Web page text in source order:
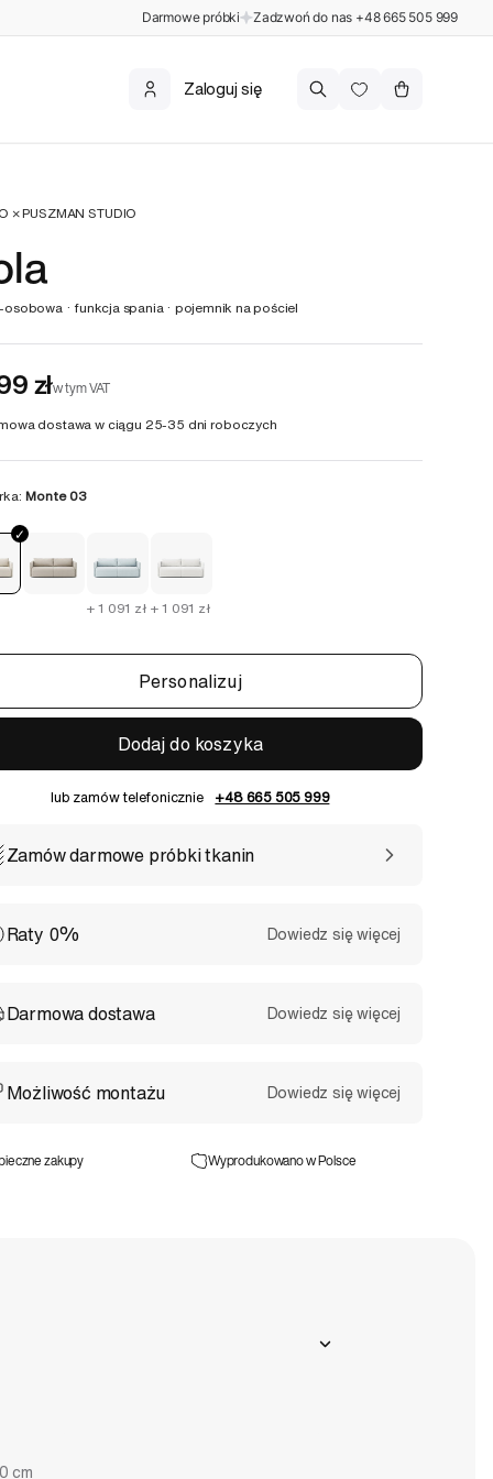
Darmowe próbki Zadzwoń do nas +48 665 505 999
Zaloguj się
Koszyk
× PUSZMAN STUDIO
· funkcja spania · pojemnik na pościel
złw tym VAT
dostawa w ciągu 25-35 dni roboczych
Monte 03
+ 1 091 zł + 1 091 zł
Personalizuj
Dodaj do koszyka
lub zamów telefonicznie +48 665 505 999
Zamów darmowe próbki tkanin
Raty 0% Dowiedz się więcej
Darmowa dostawa Dowiedz się więcej
Możliwość montażu Dowiedz się więcej
zakupy Wyprodukowano w Polsce
cm